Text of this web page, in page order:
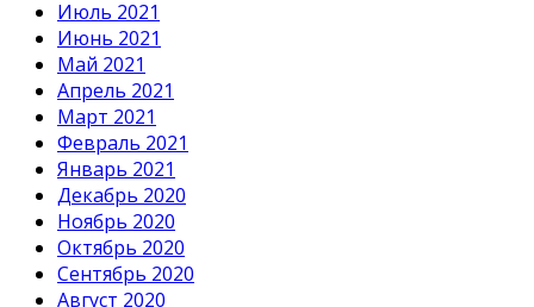
Июль 2021
Июнь 2021
Май 2021
Апрель 2021
Март 2021
Февраль 2021
Январь 2021
Декабрь 2020
Ноябрь 2020
Октябрь 2020
Сентябрь 2020
Август 2020